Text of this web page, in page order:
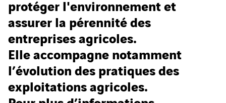
protéger l'environnement et
assurer la pérennité des
entreprises agricoles.
Elle accompagne notamment
l’évolution des pratiques des
exploitations agricoles.